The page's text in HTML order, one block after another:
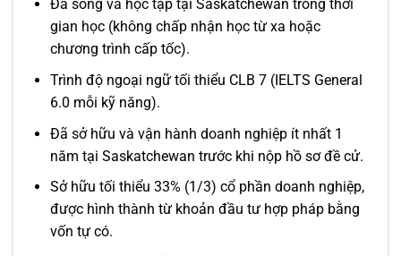
Đã sống và học tập tại Saskatchewan trong thời
gian học (không chấp nhận học từ xa hoặc
chương trình cấp tốc).
Trình độ ngoại ngữ tối thiểu CLB 7 (IELTS General
6.0 mỗi kỹ năng).
Đã sở hữu và vận hành doanh nghiệp ít nhất 1
năm tại Saskatchewan trước khi nộp hồ sơ đề cử.
Sở hữu tối thiểu 33% (1/3) cổ phần doanh nghiệp,
được hình thành từ khoản đầu tư hợp pháp bằng
vốn tự có.